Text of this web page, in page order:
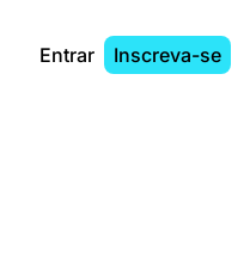
Entrar Inscreva-se